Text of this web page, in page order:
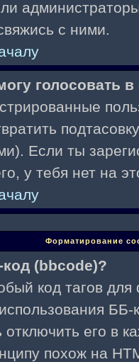
с ними.
голосовать
Если ты
у тебя нет на
Форматирование
(bbcode)?
код тагов
его в
похож на